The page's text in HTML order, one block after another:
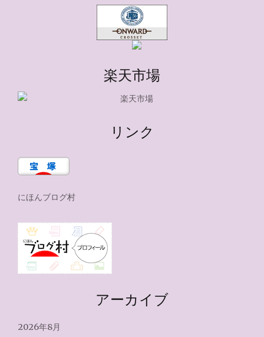
楽天市場
リンク
にほんブログ村
アーカイブ
2026年8月